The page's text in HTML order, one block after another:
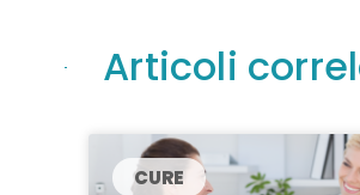
Articoli
CURE